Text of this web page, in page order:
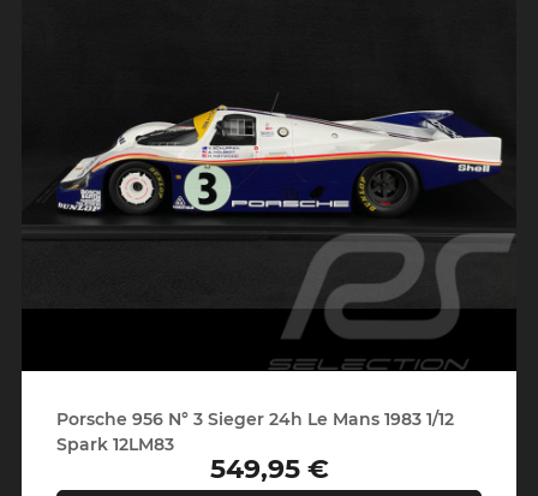
Porsche 956 N° 3 Sieger 24h Le Mans 1983 1/12
Spark 12LM83
Preis
549,95 €